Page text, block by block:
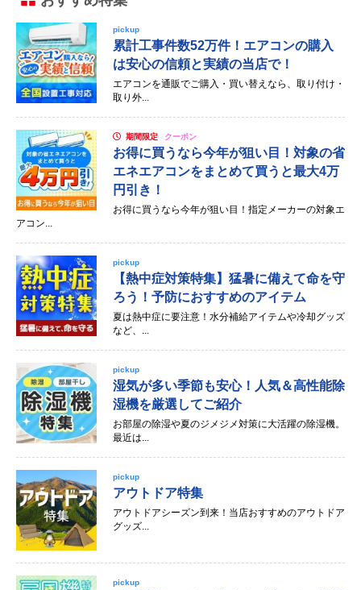
pickup
累計工事件数52万件！エアコンの購入
は安心の信頼と実績の当店で！
エアコンを通販でご購入・買い替えなら、取り付け・
取り外...
期間限定 クーポン
お得に買うなら今年が狙い目！対象の省
エネエアコンをまとめて買うと最大4万
円引き！
お得に買うなら今年が狙い目！指定メーカーの対象エ
アコン...
pickup
【熱中症対策特集】猛暑に備えて命を守
ろう！予防におすすめのアイテム
夏は熱中症に要注意！水分補給アイテムや冷却グッズ
など、...
pickup
湿気が多い季節も安心！人気＆高性能除
湿機を厳選してご紹介
お部屋の除湿や夏のジメジメ対策に大活躍の除湿機。
最近は...
pickup
アウトドア特集
アウトドアシーズン到来！当店おすすめのアウトドア
グッズ...
pickup